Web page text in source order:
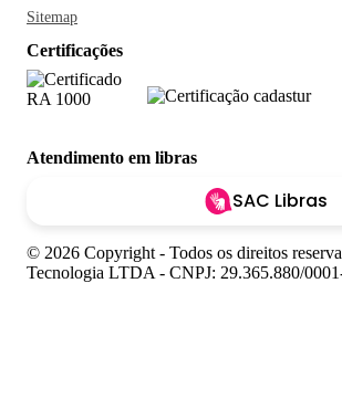
Sitemap
Certificações
Atendimento em libras
SAC Libras
© 2026 Copyright - Todos os direitos
Tecnologia LTDA - CNPJ: 29.365.880/